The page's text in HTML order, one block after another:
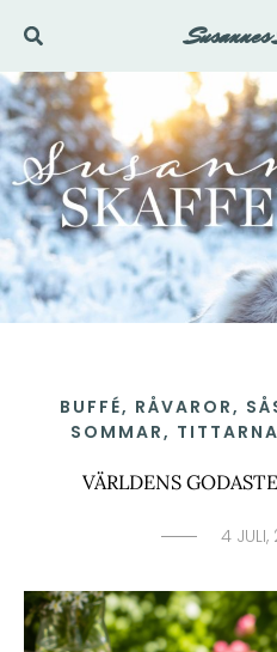
innehåll
Sök
BUFFÉ, RÅVAROR,
SOMMAR,
VÄRLDENS
4 JULI,